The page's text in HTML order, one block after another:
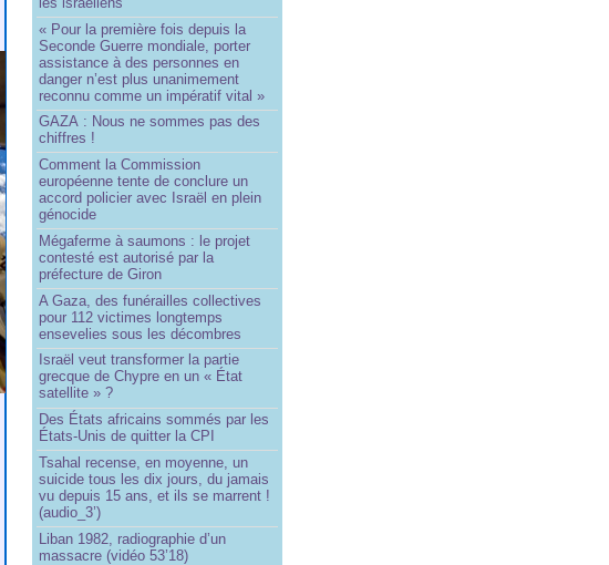
« Pour la première fois depuis la
Seconde Guerre mondiale, porter
assistance à des personnes en
danger n’est plus unanimement
reconnu comme un impératif vital »
GAZA : Nous ne sommes pas des
chiffres !
Comment la Commission
européenne tente de conclure un
accord policier avec Israël en plein
génocide
Mégaferme à saumons : le projet
contesté est autorisé par la
préfecture de Giron
A Gaza, des funérailles collectives
pour 112 victimes longtemps
ensevelies sous les décombres
Israël veut transformer la partie
grecque de Chypre en un « État
satellite » ?
Des États africains sommés par les
États-Unis de quitter la CPI
Tsahal recense, en moyenne, un
suicide tous les dix jours, du jamais
vu depuis 15 ans, et ils se marrent !
(audio_3’)
Liban 1982, radiographie d’un
massacre (vidéo 53’18)